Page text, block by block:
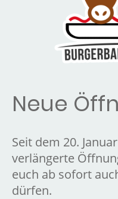
Neue
Seit dem 20.
verlängerte
euch ab sofort
dürfen.